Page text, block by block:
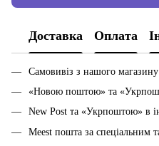
Доставка Оплата
Самовивіз з нашого
«Новою поштою» та
New Post та «Укрпоштою» в
Meest пошта за спеціальним